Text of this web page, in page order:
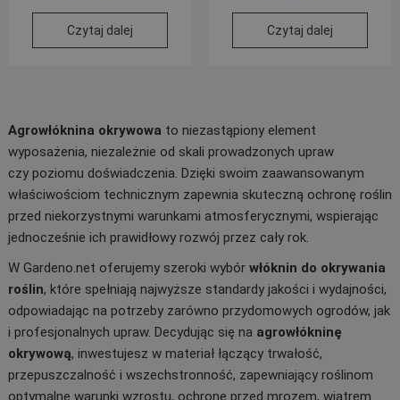
Czytaj dalej Czytaj dalej
Agrowłóknina okrywowa to niezastąpiony element
wyposażenia, niezależnie od skali prowadzonych upraw
czy poziomu doświadczenia. Dzięki swoim zaawansowanym
właściwościom technicznym zapewnia skuteczną ochronę roślin
przed niekorzystnymi warunkami atmosferycznymi, wspierając
jednocześnie ich prawidłowy rozwój przez cały rok.
W Gardeno.net oferujemy szeroki wybór włóknin do okrywania
roślin, które spełniają najwyższe standardy jakości i wydajności,
odpowiadając na potrzeby zarówno przydomowych ogrodów, jak
i profesjonalnych upraw. Decydując się na agrowłókninę
okrywową, inwestujesz w materiał łączący trwałość,
przepuszczalność i wszechstronność, zapewniający roślinom
optymalne warunki wzrostu, ochronę przed mrozem, wiatrem